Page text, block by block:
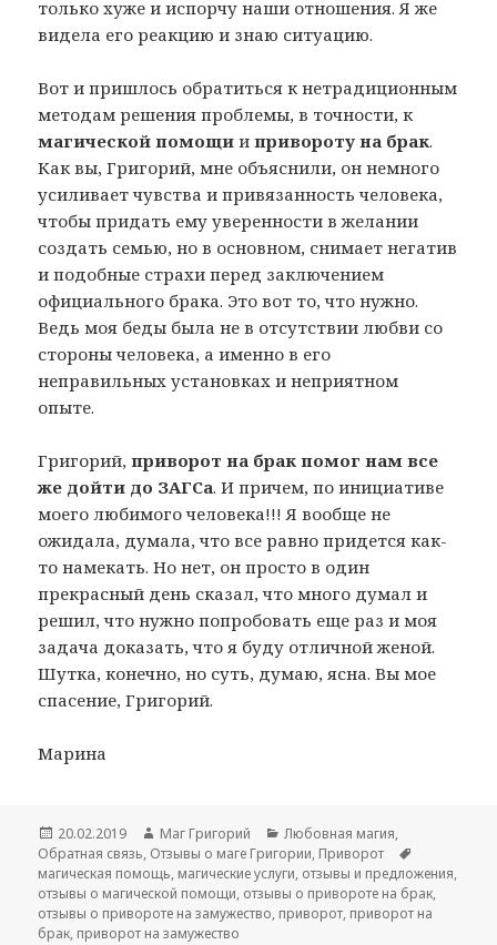
только хуже и испорчу наши отношения. Я же
видела его реакцию и знаю ситуацию.
Вот и пришлось обратиться к нетрадиционным
методам решения проблемы, в точности, к
магической помощи ипривороту на брак.
Как вы, Григорий, мне объяснили, он немного
усиливает чувства и привязанность человека,
чтобы придать ему уверенности в желании
создать семью, но в основном, снимает негатив
и подобные страхи перед заключением
официального брака. Это вот то, что нужно.
Ведь моя беды была не в отсутствии любви со
стороны человека, а именно в его
неправильных установках и неприятном
опыте.
Григорий,приворот на брак помог нам все
же дойти до ЗАГСа. И причем, по инициативе
моего любимого человека!!! Я вообще не
ожидала, думала, что все равно придется как-
то намекать. Но нет, он просто в один
прекрасный день сказал, что много думал и
решил, что нужно попробовать еще раз и моя
задача доказать, что я буду отличной женой.
Шутка, конечно, но суть, думаю, ясна. Вы мое
спасение, Григорий.
Марина
Опубликовано
20.02.2019 Автор
Маг Григорий Рубрики
Любовная магия,
Обратная связь, Отзывы о маге Григории, Приворот
магическая помощь, магические услуги, отзывы и предложения,
отзывы о магической помощи, отзывы о привороте на брак,
отзывы о привороте на замужество, приворот, приворот на
брак, приворот на замужество